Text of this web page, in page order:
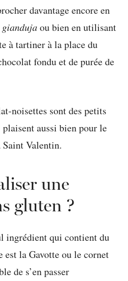
davantage encore en
giandujaou bien en utilisant
à tartiner à la place du
fondu et de purée de
une
gluten ?
ingrédient qui contient du
est la Gavotte ou le cornet
de s’en passer